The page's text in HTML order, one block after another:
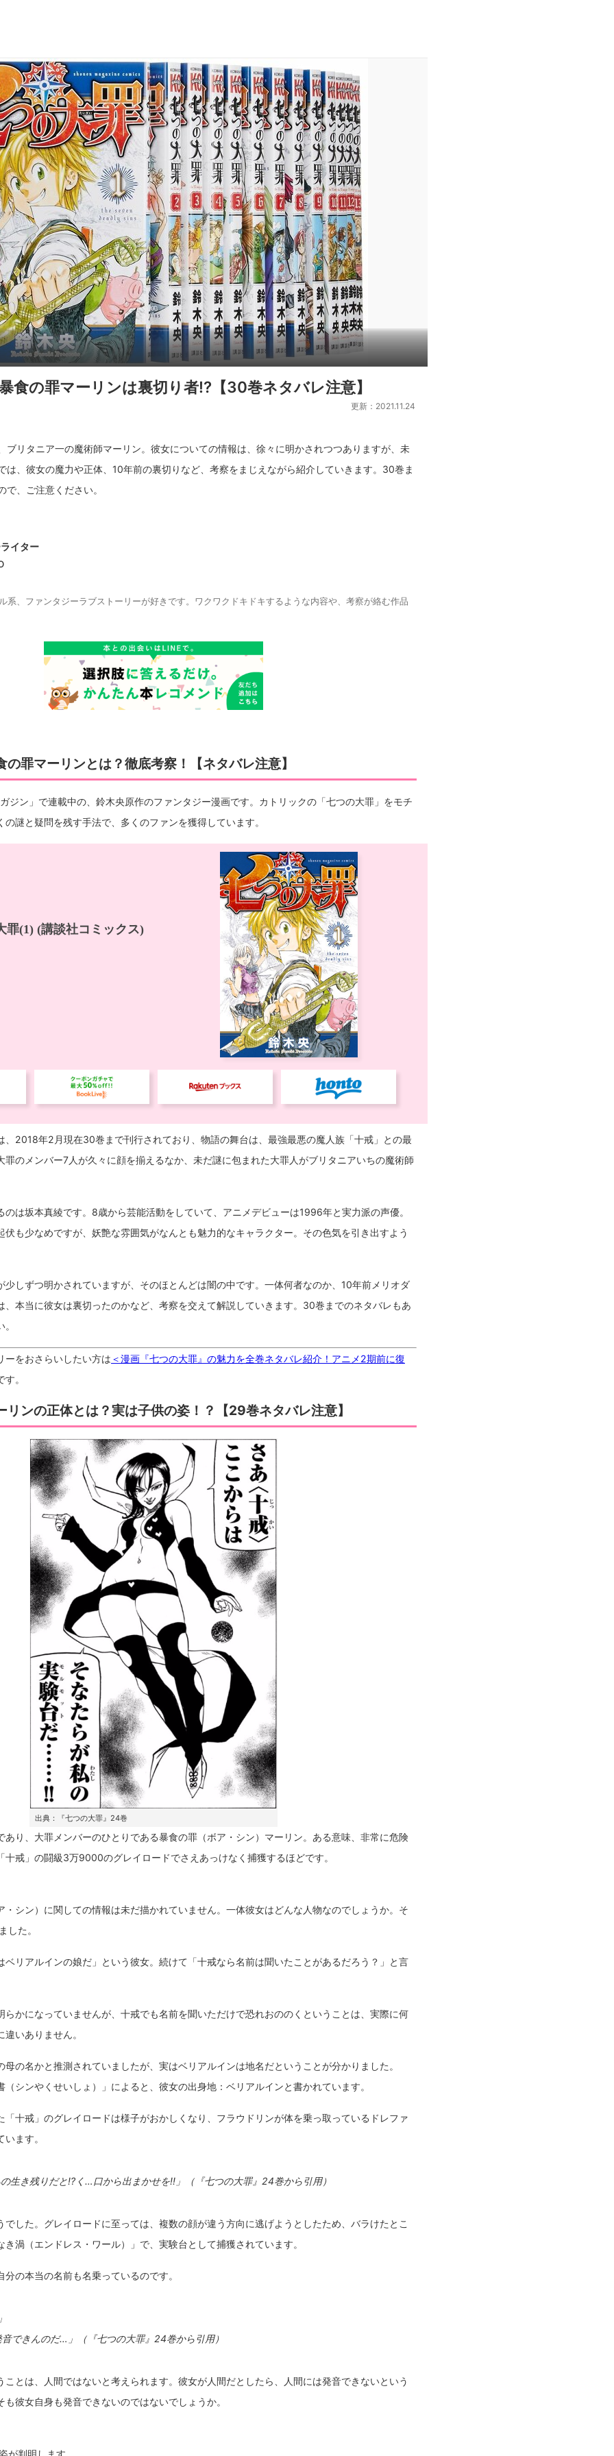
食の罪マーリンは裏切り者!?【30巻ネタバレ注意】
更新：2021.11.24
ブリタニア一の魔術師マーリン。彼女についての情報は、徐々に明かされつつありますが、未
は、彼女の魔力や正体、10年前の裏切りなど、考察をまじえながら紹介していきます。30巻ま
イター
系、ファンタジーラブストーリーが好きです。ワクワクドキドキするような内容や、考察が絡む作品
の罪マーリンとは？徹底考察！【ネタバレ注意】
ジン」で連載中の、鈴木央原作のファンタジー漫画です。カトリックの「七つの大罪」をモチ
謎と疑問を残す手法で、多くのファンを獲得しています。
、2018年2月現在30巻まで刊行されており、物語の舞台は、最強最悪の魔人族「十戒」との最
罪のメンバー7人が久々に顔を揃えるなか、未だ謎に包まれた大罪人がブリタニアいちの魔術師
のは坂本真綾です。8歳から芸能活動をしていて、アニメデビューは1996年と実力派の声優。
伏も少なめですが、妖艶な雰囲気がなんとも魅力的なキャラクター。その色気を引き出すよう
少しずつ明かされていますが、そのほとんどは闇の中です。一体何者なのか、10年前メリオダ
、本当に彼女は裏切ったのかなど、考察を交えて解説していきます。30巻までのネタバレもあ
ーをおさらいしたい方は ＜漫画『七つの大罪』の魅力を全巻ネタバレ紹介！アニメ2期前に復
。
リンの正体とは？実は子供の姿！？【29巻ネタバレ注意】
出典：『七つの大罪』24巻
あり、大罪メンバーのひとりである暴食の罪（ボア・シン）マーリン。ある意味、非常に危険
十戒」の闘級3万9000のグレイロードでさえあっけなく捕獲するほどです。
・シン）に関しての情報は未だ描かれていません。一体彼女はどんな人物なのでしょうか。そ
した。
ベリアルインの娘だ」という彼女。続けて「十戒なら名前は聞いたことがあるだろう？」と言
らかになっていませんが、十戒でも名前を聞いただけで恐れおののくということは、実際に何
いありません。
の名かと推測されていましたが、実はベリアルインは地名だということが分かりました。
（シンやくせいしょ）」によると、彼女の出身地：ベリアルインと書かれています。
「十戒」のグレイロードは様子がおかしくなり、フラウドリンが体を乗っ取っているドレファ
ます。
生き残りだと!?く…口から出まかせを!!」（『七つの大罪』24巻から引用）
でした。グレイロードに至っては、複数の顔が違う方向に逃げようとしたため、バラけたとこ
渦（エンドレス・ワール）」で、実験台として捕獲されています。
の本当の名前も名乗っているのです。
音できんのだ…」（『七つの大罪』24巻から引用）
ことは、人間ではないと考えられます。彼女が人間だとしたら、人間には発音できないという
彼女自身も発音できないのではないでしょうか。
が判明します。